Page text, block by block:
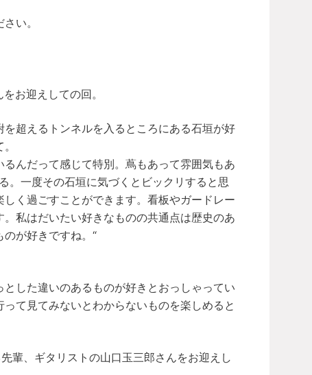
い。
お迎えしての回。
超えるトンネルを入るところにある石垣が好
んだって感じて特別。蔦もあって雰囲気もあ
。一度その石垣に気づくとビックリすると思
く過ごすことができます。看板やガードレー
私はだいたい好きなものの共通点は歴史のあ
が好きですね。“
した違いのあるものが好きとおっしゃってい
て見てみないとわからないものを楽しめると
輩、ギタリストの山口玉三郎さんをお迎えし